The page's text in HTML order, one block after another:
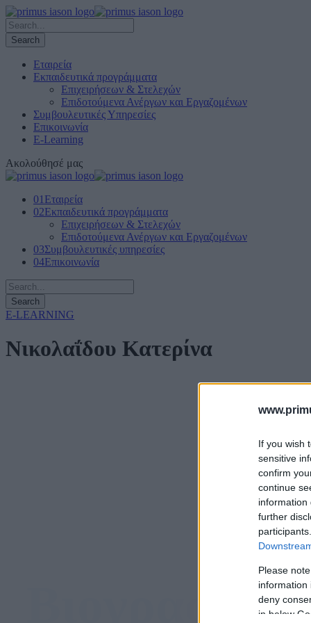
If you wish
sensitive
confirm
continue
information
further
Please
information
deny
in below
Εταιρεία
Εκπαιδευτικά προγράμματα
Επιχειρήσεων & Στελεχών
Επιδοτούμενα Ανέργων και Εργαζομένων
Συμβουλευτικές Υπηρεσίες
Επικοινωνία
E-Learning
Ακολούθησέ μας
01 Εταιρεία
02Εκπαιδευτικά προγράμματα
Επιχειρήσεων & Στελεχών
Επιδοτούμενα Ανέργων και Εργαζομένων
03Συμβουλευτικές υπηρεσίες
04Επικοινωνία
E-LEARNING
Νικολαΐδου Κατερίνα
Βιογραφικό